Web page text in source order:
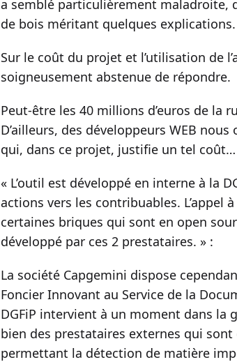
a semblé particulièrement maladroite,
de bois méritant quelques explications.
Sur le coût du projet et l’utilisation de
soigneusement abstenue de répondre.
Peut-être les 40 millions d’euros de la
D’ailleurs, des développeurs WEB
qui, dans ce projet, justifie un tel coût…
« L’outil est développé en interne à la
actions vers les contribuables. L’appel
certaines briques qui sont en open
développé par ces 2 prestataires. » :
La société Capgemini dispose
Foncier Innovant au Service de la
DGFiP intervient à un moment dans la
bien des prestataires externes qui
permettant la détection de matière